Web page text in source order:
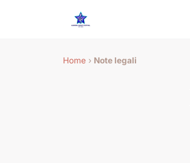
Home › Note legali